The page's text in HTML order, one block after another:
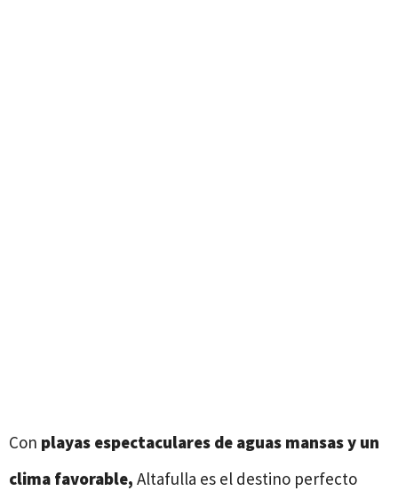
Con playas espectaculares de aguas mansas y un
clima favorable, Altafulla es el destino perfecto